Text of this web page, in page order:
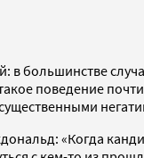
в большинстве
поведение
«Когда